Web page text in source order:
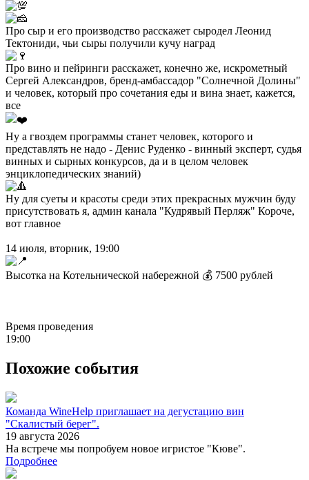
Про сыр и его производство расскажет сыродел Леонид
Тектониди, чьи сыры получили кучу наград
Про вино и пейринги расскажет, конечно же, искрометный
Сергей Александров, бренд-амбассадор "Солнечной Долины"
и человек, который про сочетания еды и вина знает, кажется,
все
Ну а гвоздем программы станет человек, которого и
представлять не надо - Денис Руденко - винный эксперт, судья
винных и сырных конкурсов, да и в целом человек
энциклопедических знаний)
Ну для суеты и красоты среди этих прекрасных мужчин буду
присутствовать я, админ канала "Кудрявый Перляж" Короче,
вот главное
14 июля, вторник, 19:00
Высотка на Котельнической набережной 💰 7500 рублей
Время проведения
19:00
Похожие события
Команда WineHelp приглашает на дегустацию вин
"Скалистый берег".
19 августа 2026
На встрече мы попробуем новое игристое "Кюве".
Подробнее